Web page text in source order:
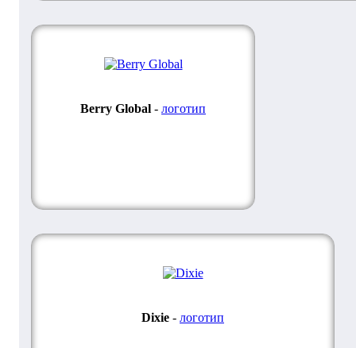
Berry Global - логотип
Dixie - логотип